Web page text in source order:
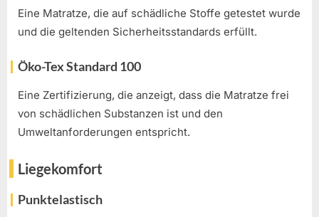
Eine Matratze, die auf schädliche Stoffe getestet wurde
und die geltenden Sicherheitsstandards erfüllt.
Öko-Tex Standard 100
Eine Zertifizierung, die anzeigt, dass die Matratze frei
von schädlichen Substanzen ist und den
Umweltanforderungen entspricht.
Liegekomfort
Punktelastisch